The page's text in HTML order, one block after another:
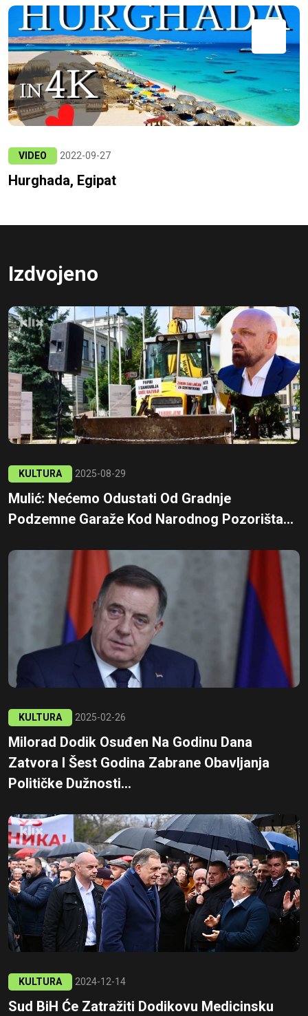
VIDEO 2022-09-27
Hurghada, Egipat
Izdvojeno
KULTURA 2025-08-29
Mulić: Nećemo Odustati Od Gradnje
Podzemne Garaže Kod Narodnog Pozorišta...
KULTURA 2025-02-26
Milorad Dodik Osuđen Na Godinu Dana
Zatvora I Šest Godina Zabrane Obavljanja
Političke Dužnosti...
KULTURA 2024-12-14
Sud BiH Će Zatražiti Dodikovu Medicinsku